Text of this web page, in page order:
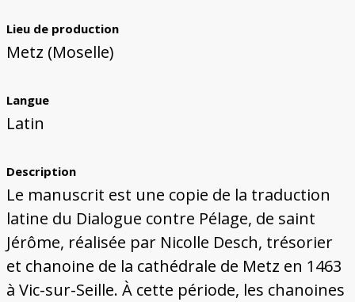
Lieu de production
Metz (Moselle)
Langue
Latin
Description
Le manuscrit est une copie de la traduction
latine du Dialogue contre Pélage, de saint
Jérôme, réalisée par Nicolle Desch, trésorier
et chanoine de la cathédrale de Metz en 1463
à Vic-sur-Seille. À cette période, les chanoines